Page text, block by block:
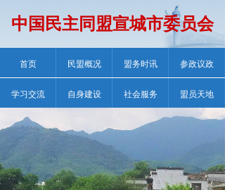
中国民主同盟宣城市委员会
首页 民盟概况 盟务时讯 参政议政
学习交流 自身建设 社会服务 盟员天地